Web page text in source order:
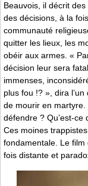
Beauvois, il décrit
des décisions, à la
communauté
quitter les lieux, les
obéir aux armes. «
décision leur sera
immenses,
plus fou !? », dira
de mourir en
défendre ? Qu’est-
Ces moines
fondamentale. Le
fois distante et